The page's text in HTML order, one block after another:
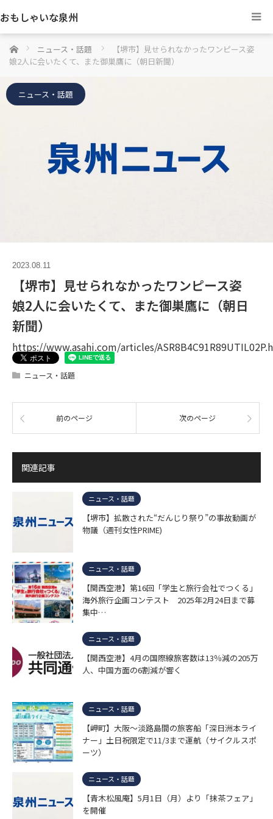
おもしゃいな泉州
ホーム ニュース・話題
【堺市】見せられなかったワンピース姿
娘2人に会いたくて、また御巣鷹に（朝日新聞）
ニュース・話題
2023.08.11
【堺市】見せられなかったワンピース姿
娘2人に会いたくて、また御巣鷹に（朝日
新聞）
https://www.asahi.com/articles/
ニュース・話題
前のページ 次のページ
関連記事
ニュース・話題
【堺市】拡散された“だんじり祭り”の事故動画が
物議（週刊女性PRIME)
ニュース・話題
【関西空港】第16回「学生と旅行会社でつくる」
海外旅行企画コンテスト 2025年2月24日まで募
集中…
ニュース・話題
【関西空港】4月の国際線旅客数は13％減の205万
人、中国方面の6割減が響く
ニュース・話題
【岬町】大阪〜淡路島間の旅客船「深日洲本ライ
ナー」土日祝限定で11/3まで運航（サイクルスポ
ーツ）
ニュース・話題
【青木松風庵】5月1日（月）より「抹茶フェア」
を開催